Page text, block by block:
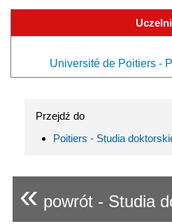
Université de Poitiers -
Przejdź do
Poitiers - Studia
« powrót - Studia